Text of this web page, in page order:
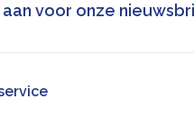
voor onze